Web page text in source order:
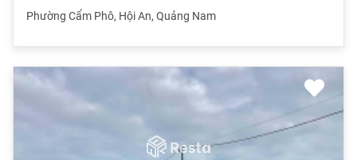
Phường Cẩm Phô, Hội An, Quảng Nam